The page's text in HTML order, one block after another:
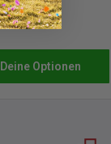
(2)
Optionen